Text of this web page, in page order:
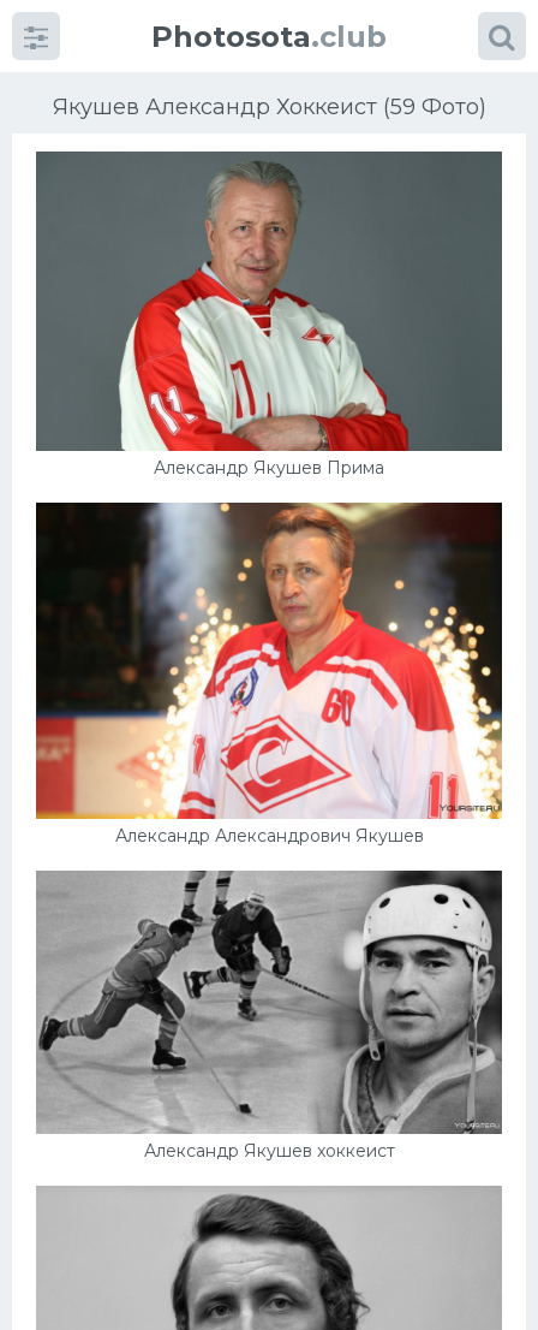
Photosota.club
Якушев Александр Хоккеист (59 Фото)
Александр Якушев Прима
Александр Александрович Якушев
Александр Якушев хоккеист
КатегорииФото
Еще картинки...
Баскетбол
Конькобежный спорт
Интерьер квартиры